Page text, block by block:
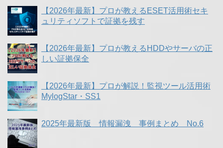
【2026年最新】プロが教えるESET活用術セキ
ュリティソフトで証拠を残す
【2026年最新】プロが教えるHDDやサーバの正
しい証拠保全
【2026年最新】プロが解説！監視ツール活用術
MylogStar・SS1
2025年最新版 情報漏洩 事例まとめ No.6